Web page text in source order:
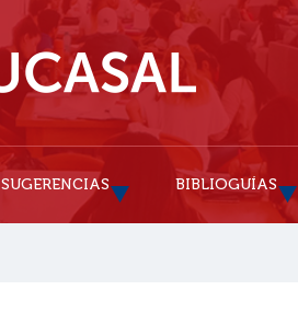
SUGERENCIAS BIBLIOGUÍAS